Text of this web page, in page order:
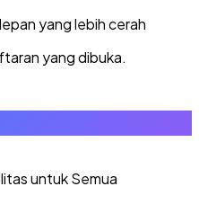
yang lebih cerah
yang dibuka.
untuk Semua